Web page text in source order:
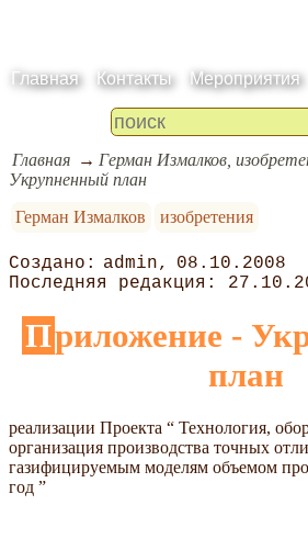
Главная Контакты Мероприятия
Главная Герман Измалков,
Укрупненный план
Герман Измалков
изобретения
admin
08.10.2008
Приложение - Укрупненный
план
реализации Проекта “ Технология,
организация производства точных
газифицируемым моделям объемом
год ”